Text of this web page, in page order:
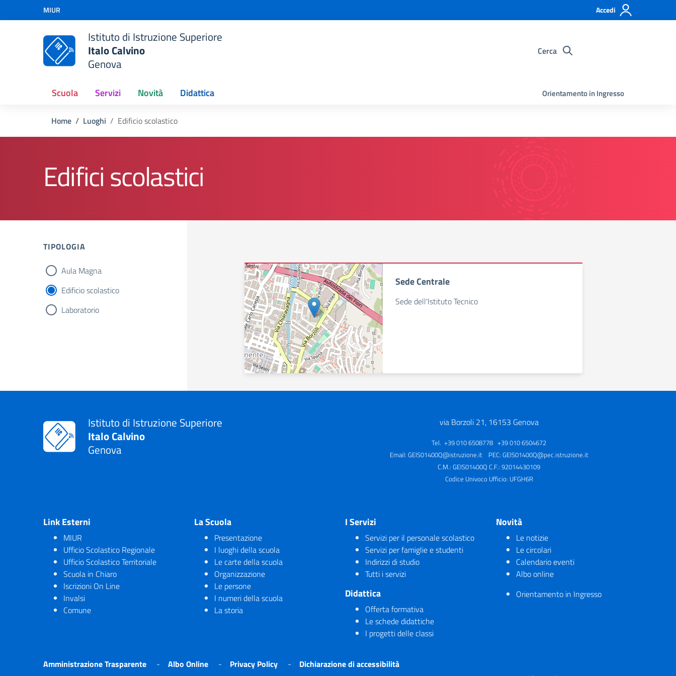
Vai ai contenuti
Vai al menu di navigazione
MIUR Accedi
Istituto di Istruzione Superiore
Italo Calvino
Genova
Cerca
Orientamento in Ingresso
Scuola Servizi Novità Didattica
Home Luoghi Edificio scolastico
Edifici scolastici
TIPOLOGIA
Aula Magna
Edificio scolastico
Laboratorio
Sede Centrale
Sede dell'Istituto Tecnico
Istituto di Istruzione Superiore
Italo Calvino
Genova
via Borzoli 21, 16153 Genova
Tel. +39 010 6508778 +39 010 6504672
Email: GEIS01400Q@istruzione.itPEC: GEIS01400Q@pec.istruzione.it
C.M.: GEIS01400Q C.F.: 92014430109
Codice Univoco Ufficio: UFGH6R
Link Esterni
MIUR
Ufficio Scolastico Regionale
Ufficio Scolastico Territoriale
Scuola in Chiaro
Iscrizioni On Line
Invalsi
Comune
La Scuola
Presentazione
I luoghi della scuola
Le carte della scuola
Organizzazione
Le persone
I numeri della scuola
La storia
I Servizi
Servizi per il personale scolastico
Servizi per famiglie e studenti
Indirizzi di studio
Tutti i servizi
Didattica
Offerta formativa
Le schede didattiche
I progetti delle classi
Novità
Le notizie
Le circolari
Calendario eventi
Albo online
Orientamento in Ingresso
Amministrazione Trasparente Albo Online Privacy Policy
Dichiarazione di accessibilità